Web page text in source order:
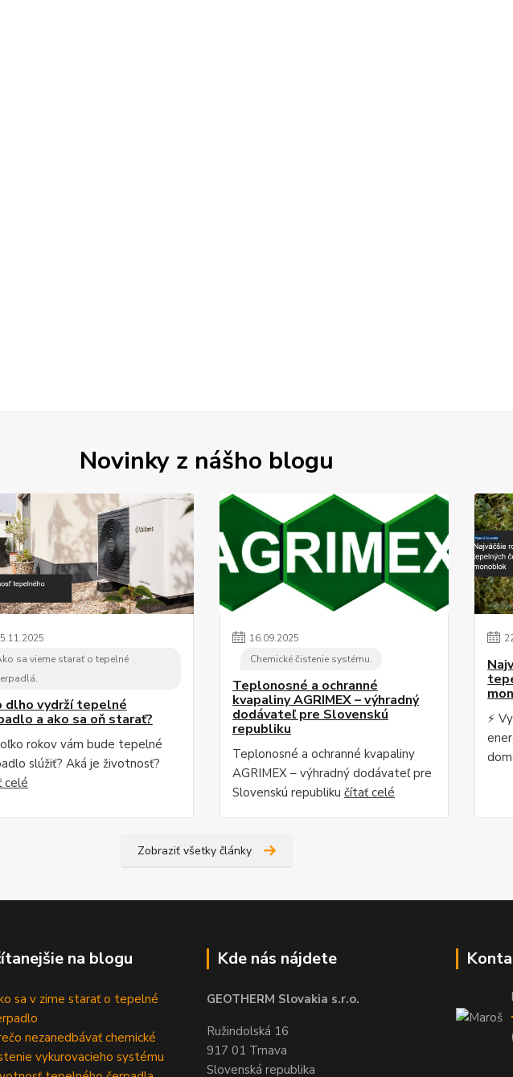
Novinky z nášho blogu
.11.2025
sa vieme starať o tepelné
dlho vydrží tepelné
a ako sa oň starať?
rokov vám bude tepelné
slúžiť? Aká je životnosť?
celé
16.09.2025
Chemické čistenie systému.
Teplonosné a ochranné
kvapaliny AGRIMEX – výhradný
dodávateľ pre Slovenskú
republiku
Teplonosné a ochranné kvapaliny
AGRIMEX – výhradný dodávateľ pre
Slovenskú republiku čítať celé
⚡
Zobraziť všetky články
na blogu
sa v zime starať o tepelné
nezanedbávať chemické
vykurovacieho systému
Kde nás nájdete
GEOTHERM Slovakia s.r.o.
Ružindolská 16
917 01 Trnava
Slovenská republika